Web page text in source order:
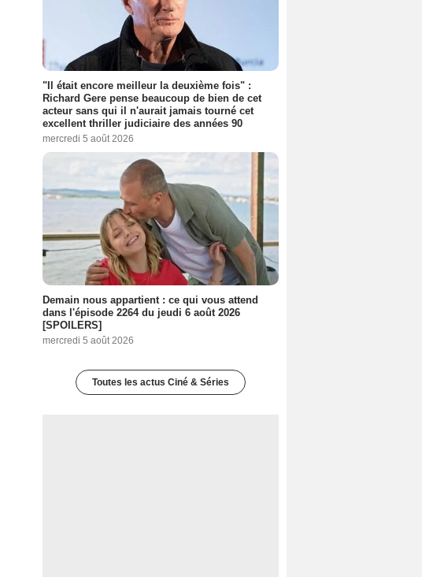
"Il était encore meilleur la deuxième fois" :
Richard Gere pense beaucoup de bien de cet
acteur sans qui il n'aurait jamais tourné cet
excellent thriller judiciaire des années 90
mercredi 5 août 2026
Demain nous appartient : ce qui vous attend
dans l'épisode 2264 du jeudi 6 août 2026
[SPOILERS]
mercredi 5 août 2026
Toutes les actus Ciné & Séries